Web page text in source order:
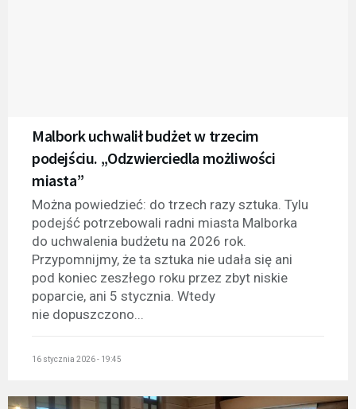
Malbork uchwalił budżet w trzecim
podejściu. „Odzwierciedla możliwości
miasta”
Można powiedzieć: do trzech razy sztuka. Tylu
podejść potrzebowali radni miasta Malborka
do uchwalenia budżetu na 2026 rok.
Przypomnijmy, że ta sztuka nie udała się ani
pod koniec zeszłego roku przez zbyt niskie
poparcie, ani 5 stycznia. Wtedy
nie dopuszczono...
16 stycznia 2026 - 19:45